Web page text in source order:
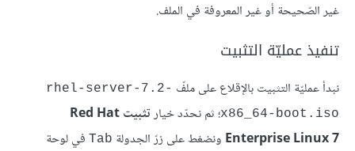
غير الصّحيحة أو غير المعروفة في الملف.
تنفيذ عمليّة التثبيت
نبدأ عمليّة التثبيت بالإقلاع على ملفّ rhel-server-7.2-
x86_64-boot.iso؛ ثم نحدّد خيار
تثبيت Red Hat
Enterprise Linux 7 ونضغط على زرّ الجدولة Tab في لوحة